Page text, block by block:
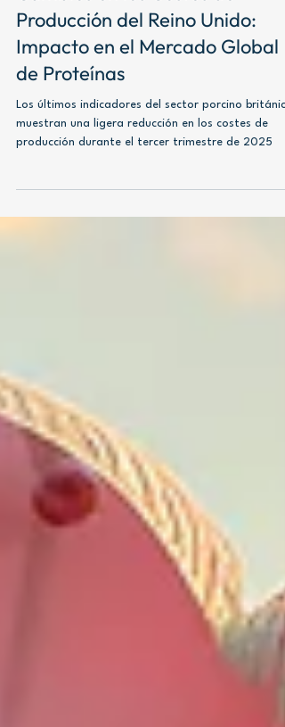
17 dic 2025
Cambios en los Costes de
Producción del Reino Unido:
Impacto en el Mercado Global
de Proteínas
muestran una ligera reducción en los costes de